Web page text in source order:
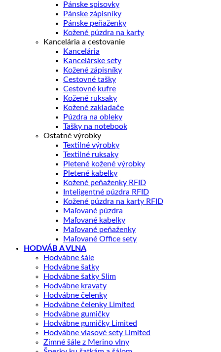
Pánske spisovky
Pánske zápisníky
Pánske peňaženky
Kožené púzdra na karty
Kancelária a cestovanie
Kancelária
Kancelárske sety
Kožené zápisníky
Cestovné tašky
Cestovné kufre
Kožené ruksaky
Kožené zakladače
Púzdra na obleky
Tašky na notebook
Ostatné výrobky
Textilné výrobky
Textilné ruksaky
Pletené kožené výrobky
Pletené kabelky
Kožené peňaženky RFID
Inteligentné púzdra RFID
Kožené púzdra na karty RFID
Maľované púzdra
Maľované kabelky
Maľované peňaženky
Maľované Office sety
HODVÁB A VLNA
Hodvábne šále
Hodvábne šatky
Hodvábne šatky Slim
Hodvábne kravaty
Hodvábne čelenky
Hodvábne čelenky Limited
Hodvábne gumičky
Hodvábne gumičky Limited
Hodvábne vlasové sety Limited
Zimné šále z Merino vlny